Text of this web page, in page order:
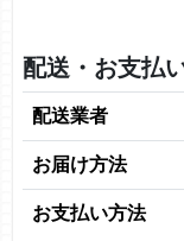
配送・お支払
配送業者
お届け方法
お支払い方法